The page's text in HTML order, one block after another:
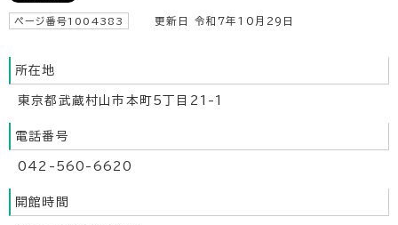
ページ番号1004383 更新日 令和7年10月29日
所在地
東京都武蔵村山市本町5丁目21-1
電話番号
042-560-6620
開館時間